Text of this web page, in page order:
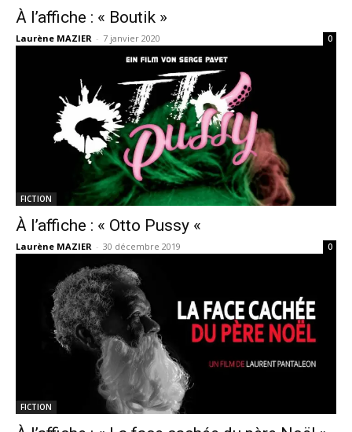
À l’affiche : « Boutik »
Laurène MAZIER - 7 janvier 2020 0
FICTION
À l’affiche : « Otto Pussy «
Laurène MAZIER - 30 décembre 2019 0
FICTION